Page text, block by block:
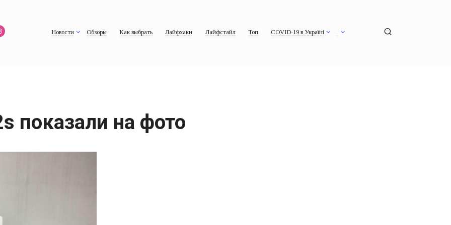
Новости Обзоры Как выбрать Лайфхаки Лайфстайл Топ COVID-19 в Україні
показали на фото